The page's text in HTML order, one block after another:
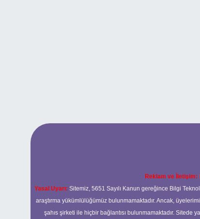
Reklam ve İletişim:
Yasal Uyarı: Sitemiz, 5651 Sayılı Kanun gereğince Bilgi
araştırma yükümlülüğümüz bulunmamaktadır. Ancak,
şahıs şirketi ile hiçbir bağlantısı bulunmamaktadır. Sitede